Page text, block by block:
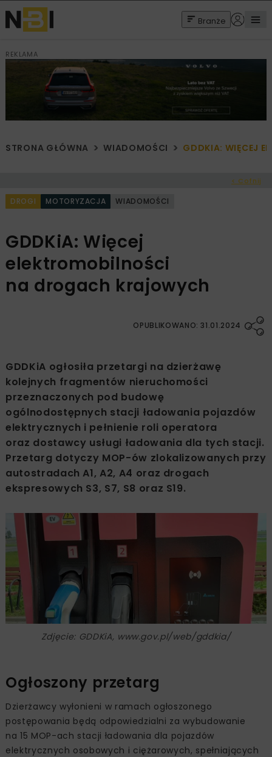
Branże
REKLAMA
STRONA GŁÓWNA WIADOMOŚCI GDDKIA: WIĘCEJ
< Cofnij
DROGI MOTORYZACJA WIADOMOŚCI
GDDKiA: Więcej
elektromobilności
na drogach krajowych
OPUBLIKOWANO: 31.01.2024
GDDKiA ogłosiła przetargi na dzierżawę
kolejnych fragmentów nieruchomości
przeznaczonych pod budowę
ogólnodostępnych stacji ładowania pojazdów
elektrycznych i pełnienie roli operatora
oraz dostawcy usługi ładowania dla tych stacji.
Przetarg dotyczy MOP-ów zlokalizowanych przy
autostradach A1, A2, A4 oraz drogach
ekspresowych S3, S7, S8 oraz S19.
Zdjęcie: GDDKiA, www.gov.pl/web/gddkia/
Ogłoszony przetarg
Dzierżawcy wyłonieni w ramach ogłoszonego
postępowania będą odpowiedzialni za wybudowanie
na 15 MOP-ach stacji ładowania dla pojazdów
elektrycznych osobowych i ciężarowych, spełniających